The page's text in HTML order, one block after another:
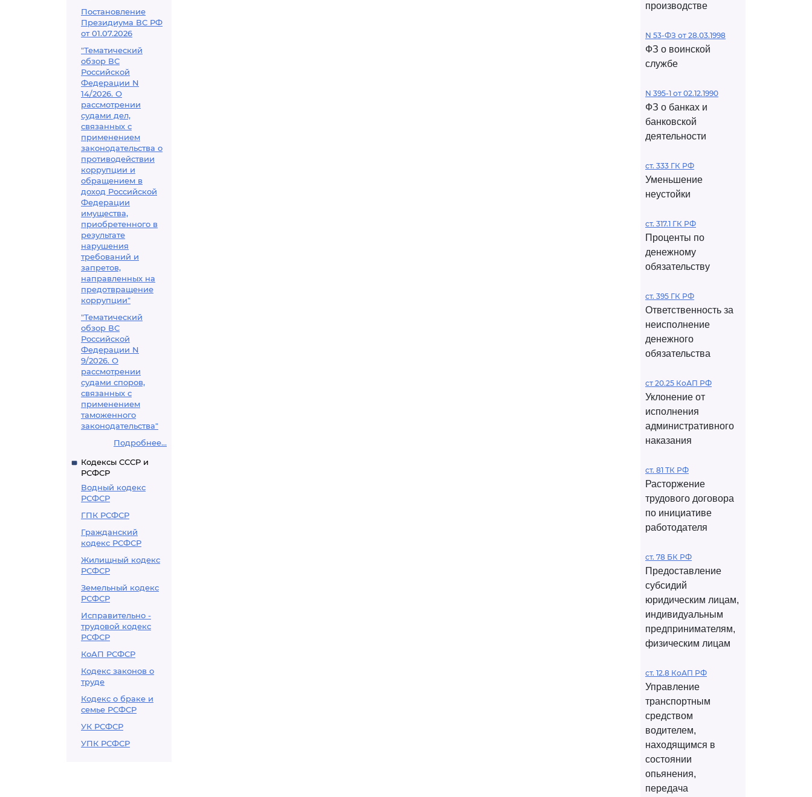
Постановление
Президиума ВС РФ
от 01.07.2026
"Тематический
обзор ВС
Российской
Федерации N
14/2026. О
рассмотрении
судами дел,
связанных с
применением
законодательства о
противодействии
коррупции и
обращением в
доход Российской
Федерации
имущества,
приобретенного в
результате
нарушения
требований и
запретов,
направленных на
предотвращение
коррупции"
"Тематический
обзор ВС
Российской
Федерации N
9/2026. О
рассмотрении
судами споров,
связанных с
применением
таможенного
законодательства"
Подробнее...
Кодексы СССР и
РСФСР
Водный кодекс
РСФСР
ГПК РСФСР
Гражданский
кодекс РСФСР
Жилищный кодекс
РСФСР
Земельный кодекс
РСФСР
Исправительно -
трудовой кодекс
РСФСР
КоАП РСФСР
Кодекс законов о
труде
Кодекс о браке и
семье РСФСР
УК РСФСР
УПК РСФСР
производстве
N 53-ФЗ от 28.03.1998
ФЗ о воинской
службе
N 395-1 от 02.12.1990
ФЗ о банках и
банковской
деятельности
ст. 333 ГК РФ
Уменьшение
неустойки
ст. 317.1 ГК РФ
Проценты по
денежному
обязательству
ст. 395 ГК РФ
Ответственность за
неисполнение
денежного
обязательства
ст 20.25 КоАП РФ
Уклонение от
исполнения
административного
наказания
ст. 81 ТК РФ
Расторжение
трудового договора
по инициативе
работодателя
ст. 78 БК РФ
Предоставление
субсидий
юридическим лицам,
индивидуальным
предпринимателям,
физическим лицам
ст. 12.8 КоАП РФ
Управление
транспортным
средством
водителем,
находящимся в
состоянии
опьянения,
передача